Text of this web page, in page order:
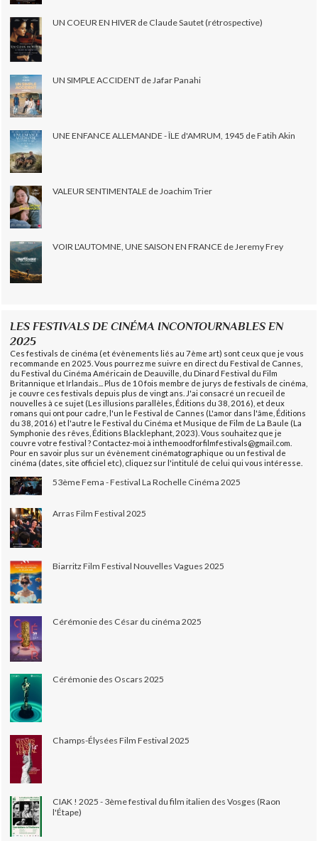
UN COEUR EN HIVER de Claude Sautet (rétrospective)
UN SIMPLE ACCIDENT de Jafar Panahi
UNE ENFANCE ALLEMANDE - ÎLE d'AMRUM, 1945 de Fatih Akin
VALEUR SENTIMENTALE de Joachim Trier
VOIR L'AUTOMNE, UNE SAISON EN FRANCE de Jeremy Frey
LES FESTIVALS DE CINÉMA INCONTOURNABLES EN
2025
Ces festivals de cinéma (et évènements liés au 7ème art) sont ceux que je vous
recommande en 2025. Vous pourrez me suivre en direct du Festival de Cannes,
du Festival du Cinéma Américain de Deauville, du Dinard Festival du Film
Britannique et Irlandais... Plus de 10 fois membre de jurys de festivals de cinéma,
je couvre ces festivals depuis plus de vingt ans. J'ai consacré un recueil de
nouvelles à ce sujet (Les illusions parallèles, Éditions du 38, 2016), et deux
romans qui ont pour cadre, l'un le Festival de Cannes (L'amor dans l'âme, Éditions
du 38, 2016) et l'autre le Festival du Cinéma et Musique de Film de La Baule (La
Symphonie des rêves, Éditions Blacklephant, 2023). Vous souhaitez que je
couvre votre festival ? Contactez-moi à inthemoodforfilmfestivals@gmail.com.
Pour en savoir plus sur un évènement cinématographique ou un festival de
cinéma (dates, site officiel etc), cliquez sur l'intitulé de celui qui vous intéresse.
53ème Fema - Festival La Rochelle Cinéma 2025
Arras Film Festival 2025
Biarritz Film Festival Nouvelles Vagues 2025
Cérémonie des César du cinéma 2025
Cérémonie des Oscars 2025
Champs-Élysées Film Festival 2025
CIAK ! 2025 - 3ème festival du film italien des Vosges (Raon
l'Étape)